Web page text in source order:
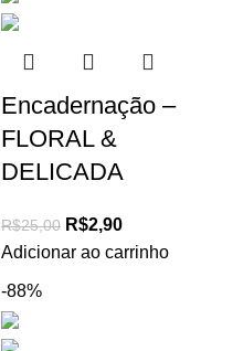
Encadernação –
FLORAL &
DELICADA
R$25,00 R$2,90
Adicionar ao carrinho
-88%